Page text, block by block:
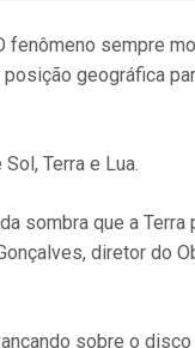
fenômeno sempre
geográfica
Terra e Lua.
sombra que a Terra
diretor do
sobre o